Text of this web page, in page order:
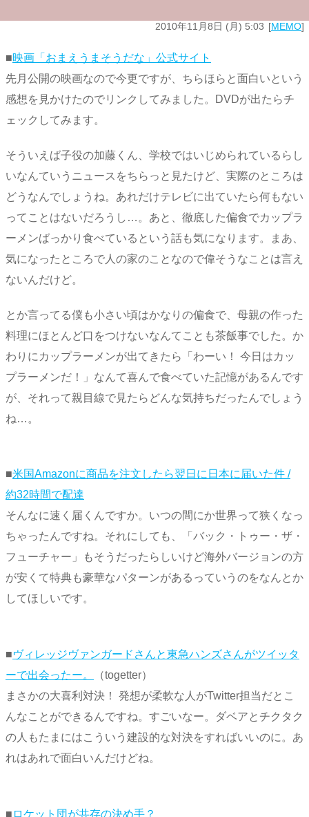
2010年11月8日 (月) 5:03 MEMO
■映画「おまえうまそうだな」公式サイト
先月公開の映画なので今更ですが、ちらほらと面白いという
感想を見かけたのでリンクしてみました。DVDが出たらチ
ェックしてみます。
そういえば子役の加藤くん、学校ではいじめられているらし
いなんていうニュースをちらっと見たけど、実際のところは
どうなんでしょうね。あれだけテレビに出ていたら何もない
ってことはないだろうし…。あと、徹底した偏食でカップラ
ーメンばっかり食べているという話も気になります。まあ、
気になったところで人の家のことなので偉そうなことは言え
ないんだけど。
とか言ってる僕も小さい頃はかなりの偏食で、母親の作った
料理にほとんど口をつけないなんてことも茶飯事でした。か
わりにカップラーメンが出てきたら「わーい！ 今日はカッ
プラーメンだ！」なんて喜んで食べていた記憶があるんです
が、それって親目線で見たらどんな気持ちだったんでしょう
ね…。
■米国Amazonに商品を注文したら翌日に日本に届いた件 /
約32時間で配達
そんなに速く届くんですか。いつの間にか世界って狭くなっ
ちゃったんですね。それにしても、「バック・トゥー・ザ・
フューチャー」もそうだったらしいけど海外バージョンの方
が安くて特典も豪華なパターンがあるっていうのをなんとか
してほしいです。
■ヴィレッジヴァンガードさんと東急ハンズさんがツイッタ
ーで出会ったー。
（togetter）
まさかの大喜利対決！ 発想が柔軟な人がTwitter担当だとこ
んなことができるんですね。すごいなー。ダベアとチクタク
の人もたまにはこういう建設的な対決をすればいいのに。あ
れはあれで面白いんだけどね。
■ ロケット団が共存の決め手？